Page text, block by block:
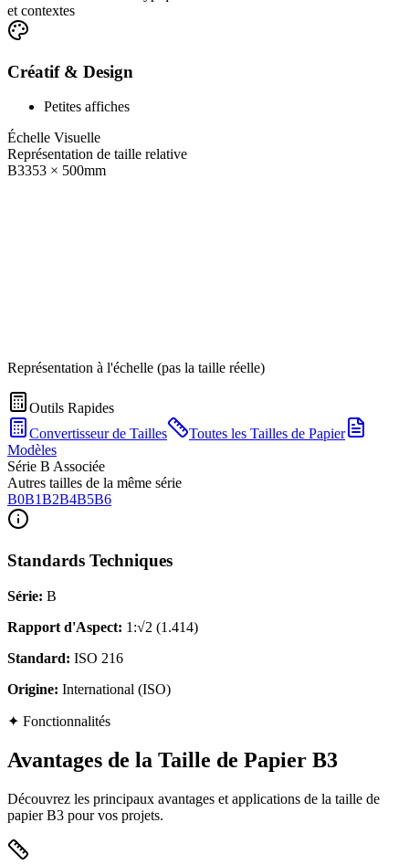
et contextes
Créatif & Design
Petites affiches
Échelle Visuelle
Représentation de taille relative
B3353 × 500mm
Représentation à l'échelle (pas la taille réelle)
Outils Rapides
Convertisseur de Tailles
Toutes les Tailles de Papier
Modèles
Série B Associée
Autres tailles de la même série
B0B1B2B4B5B6
Standards Techniques
Série: B
Rapport d'Aspect: 1:√2 (1.414)
Standard: ISO 216
Origine: International (ISO)
✦ Fonctionnalités
Avantages de la Taille de Papier B3
Découvrez les principaux avantages et applications de la taille de
papier B3 pour vos projets.